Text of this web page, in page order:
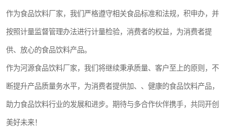
作为食品饮料厂家，我们严格遵守相关食品标准和法规，积申办，并
按照计量监督管理办法进行计量检验，消费者的权益，为消费者提
供、放心的食品饮料产品。
作为河源食品饮料厂家，我们将继续秉承质量、客户至上的原则，不
断提升产品质量务水平，为消费者提供加、、健康的食品饮料产品，
助力食品饮料行业的发展和进步。期待与多合作伙伴携手，共同开创
美好未来！